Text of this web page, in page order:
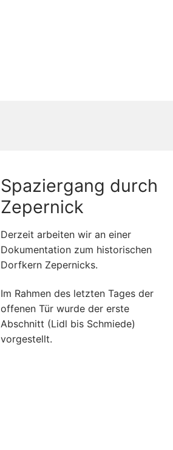
Spaziergang durch
Zepernick
Derzeit arbeiten wir an einer
Dokumentation zum historischen
Dorfkern Zepernicks.
Im Rahmen des letzten Tages der
offenen Tür wurde der erste
Abschnitt (Lidl bis Schmiede)
vorgestellt.